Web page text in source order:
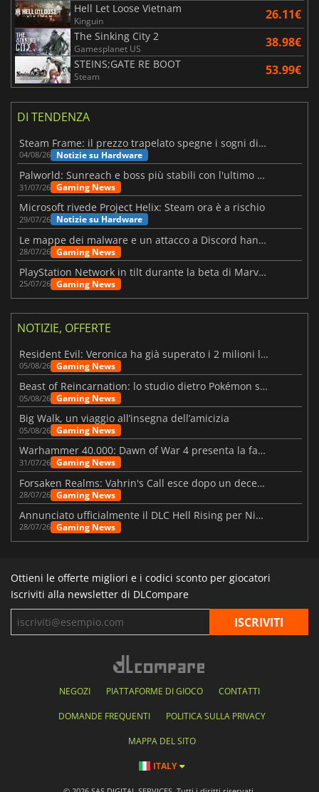
Hell Let Loose Vietnam
Kinguin 26.11€
The Sinking City 2
Gamesplanet US 38.98€
STEINS;GATE RE BOOT
Steam 53.99€
DI TENDENZA
Steam Frame: il prezzo trapelato spegne i sogni di un VR economico
04/08/26 Notizie su Hardware
Palworld: Sunreach e boss più stabili con l'ultimo update
31/07/26 Gaming News
Microsoft rivede Project Helix: Steam ora è a rischio
29/07/26 Notizie su Hardware
Le mappe dei malware e un attacco a Discord hanno colpito Meccha Chameleon
28/07/26 Gaming News
PlayStation Network in tilt durante la beta di Marvel Tōkon
25/07/26 Gaming News
NOTIZIE, OFFERTE
Resident Evil: Veronica ha già superato i 2 milioni liste dei desideri
05/08/26 Gaming News
Beast of Reincarnation: lo studio dietro Pokémon su una nuova strada
05/08/26 Gaming News
Big Walk, un viaggio all’insegna dell’amicizia
05/08/26 Gaming News
Warhammer 40.000: Dawn of War 4 presenta la fazione dei Necron
31/07/26 Gaming News
Forsaken Realms: Vahrin's Call esce dopo un decennio di sviluppo
28/07/26 Gaming News
Annunciato ufficialmente il DLC Hell Rising per Nioh 3
28/07/26 Gaming News
Ottieni le offerte migliori e i codici sconto per giocatori
Iscriviti alla newsletter di DLCompare
NEGOZI PIATTAFORME DI GIOCO CONTATTI
DOMANDE FREQUENTI POLITICA SULLA PRIVACY
MAPPA DEL SITO
ITALY